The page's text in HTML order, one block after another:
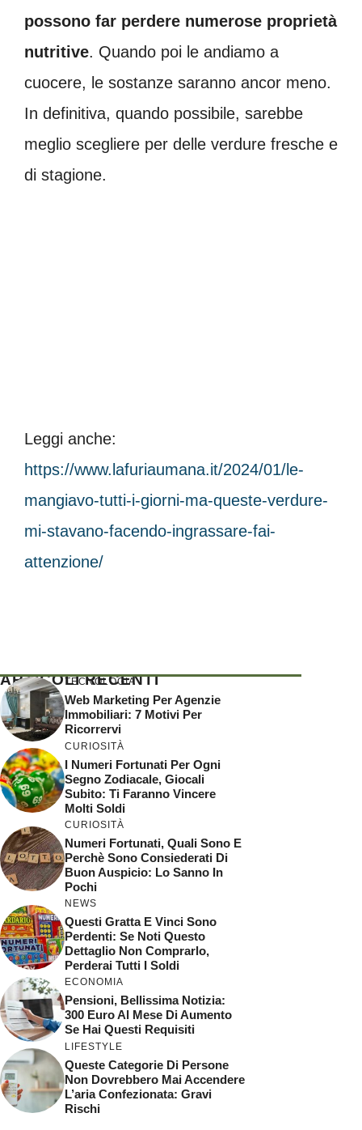
possono far perdere numerose proprietà
nutritive. Quando poi le andiamo a
cuocere, le sostanze saranno ancor meno.
In definitiva, quando possibile, sarebbe
meglio scegliere per delle verdure fresche e
di stagione.
Leggi anche:
https://www.lafuriaumana.it/2024/01/le-
mangiavo-tutti-i-giorni-ma-queste-verdure-
mi-stavano-facendo-ingrassare-fai-
attenzione/
ARTICOLI RECENTI
TECNOLOGIA
Web Marketing Per Agenzie
Immobiliari: 7 Motivi Per
Ricorrervi
CURIOSITÀ
I Numeri Fortunati Per Ogni
Segno Zodiacale, Giocali
Subito: Ti Faranno Vincere
Molti Soldi
CURIOSITÀ
Numeri Fortunati, Quali Sono E
Perchè Sono Consiederati Di
Buon Auspicio: Lo Sanno In
Pochi
NEWS
Questi Gratta E Vinci Sono
Perdenti: Se Noti Questo
Dettaglio Non Comprarlo,
Perderai Tutti I Soldi
ECONOMIA
Pensioni, Bellissima Notizia:
300 Euro Al Mese Di Aumento
Se Hai Questi Requisiti
LIFESTYLE
Queste Categorie Di Persone
Non Dovrebbero Mai Accendere
L’aria Confezionata: Gravi
Rischi